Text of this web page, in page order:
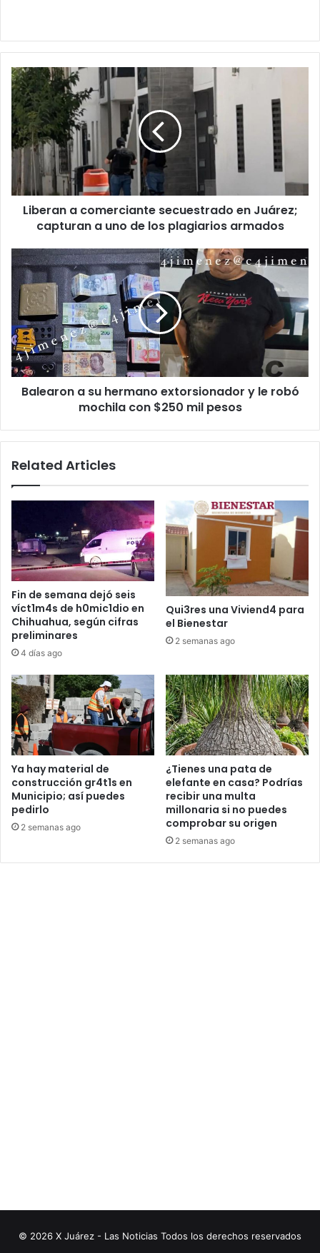
Liberan
a
comerciante
secuestrado
en
Juárez;
capturan
uno
armados
Liberan a comerciante secuestrado en Juárez;
capturan a uno de los plagiarios armados
Balearon
su
hermano
extorsionador
y
le
robó
mochila
conBalearon a su hermano extorsionador y le robó
mochila con $250 mil pesos
Related Articles
Fin de semana dejó seis
víct1m4s de h0mic1dio en
Chihuahua, según cifras
preliminares
4 días ago
Qui3res una Viviend4 para
el Bienestar
2 semanas ago
Ya hay material de
construcción gr4t1s en
Municipio; así puedes
pedirlo
2 semanas ago
¿Tienes una pata de
elefante en casa? Podrías
recibir una multa
millonaria si no puedes
comprobar su origen
2 semanas ago
© 2026 X Juárez - Las Noticias Todos los derechos reservados